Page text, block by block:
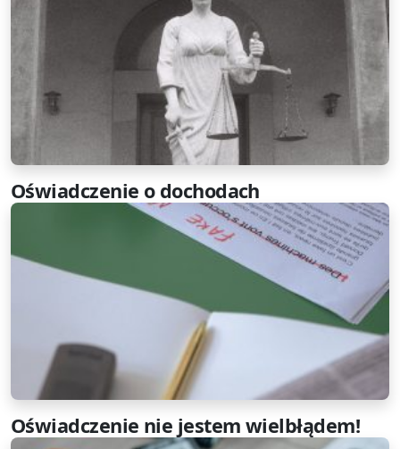
Oświadczenie o dochodach
Oświadczenie nie jestem wielbłądem!